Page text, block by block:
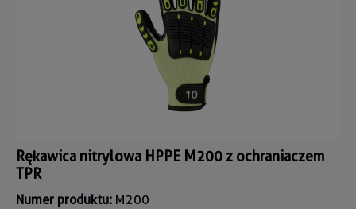
Rękawica nitrylowa HPPE M200 z ochraniaczem
TPR
Numer produktu: M200